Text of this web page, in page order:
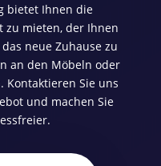
bietet Ihnen die
zu mieten, der Ihnen
neue Zuhause zu
an den Möbeln oder
Kontaktieren Sie uns
und machen Sie